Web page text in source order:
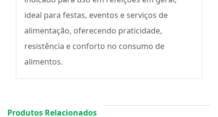
ideal para festas, eventos e serviços de
alimentação, oferecendo praticidade,
resistência e conforto no consumo de
alimentos.
Produtos Relacionados